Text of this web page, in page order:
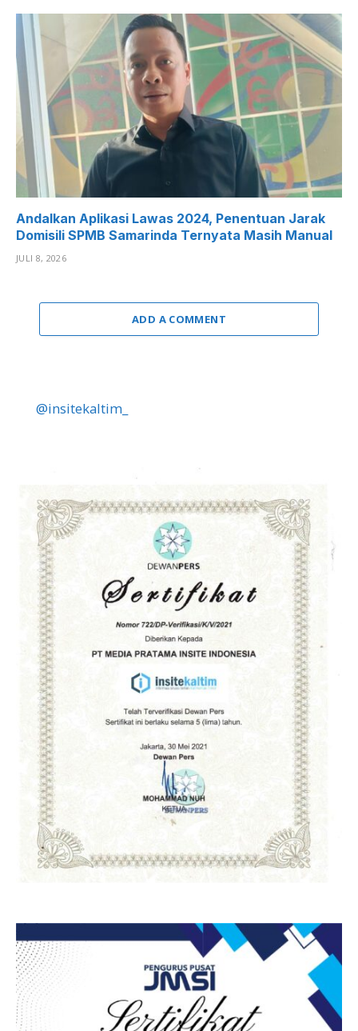
Andalkan Aplikasi Lawas 2024, Penentuan Jarak
Domisili SPMB Samarinda Ternyata Masih Manual
JULI 8, 2026
ADD A COMMENT
@insitekaltim_